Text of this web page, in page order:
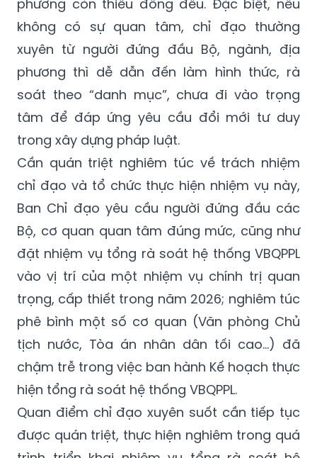
phương còn thiếu đồng đều. Đặc biệt, nếu
không có sự quan tâm, chỉ đạo thường
xuyên từ người đứng đầu Bộ, ngành, địa
phương thì dễ dẫn đến làm hình thức, rà
soát theo “danh mục”, chưa đi vào trọng
tâm để đáp ứng yêu cầu đổi mới tư duy
trong xây dựng pháp luật.
Cần quán triệt nghiêm túc về trách nhiệm
chỉ đạo và tổ chức thực hiện nhiệm vụ này,
Ban Chỉ đạo yêu cầu người đứng đầu các
Bộ, cơ quan quan tâm đúng mức, cũng như
đặt nhiệm vụ tổng rà soát hệ thống VBQPPL
vào vị trí của một nhiệm vụ chính trị quan
trọng, cấp thiết trong năm 2026; nghiêm túc
phê bình một số cơ quan (Văn phòng Chủ
tịch nước, Tòa án nhân dân tối cao...) đã
chậm trễ trong việc ban hành Kế hoạch thực
hiện tổng rà soát hệ thống VBQPPL.
Quan điểm chỉ đạo xuyên suốt cần tiếp tục
được quán triệt, thực hiện nghiêm trong quá